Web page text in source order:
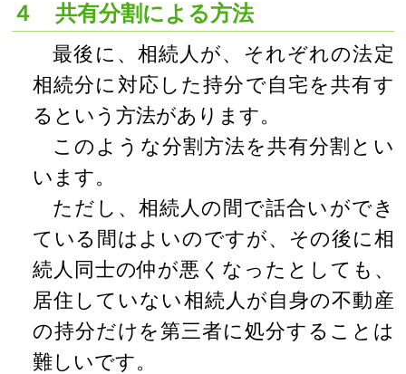
４ 共有分割による方法
最後に、相続人が、それぞれの法定
相続分に対応した持分で自宅を共有す
るという方法があります。
このような分割方法を共有分割とい
います。
ただし、相続人の間で話合いができ
ている間はよいのですが、その後に相
続人同士の仲が悪くなったとしても、
居住していない相続人が自身の不動産
の持分だけを第三者に処分することは
難しいです。